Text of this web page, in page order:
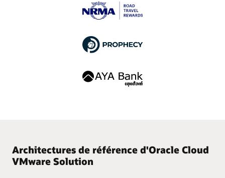
Architectures de référence d'Oracle Cloud
VMware Solution